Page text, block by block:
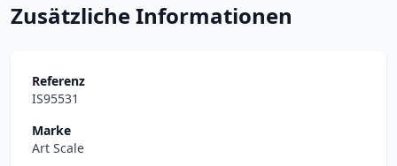
Zusätzliche Informationen
Referenz
IS95531
Marke
Art Scale